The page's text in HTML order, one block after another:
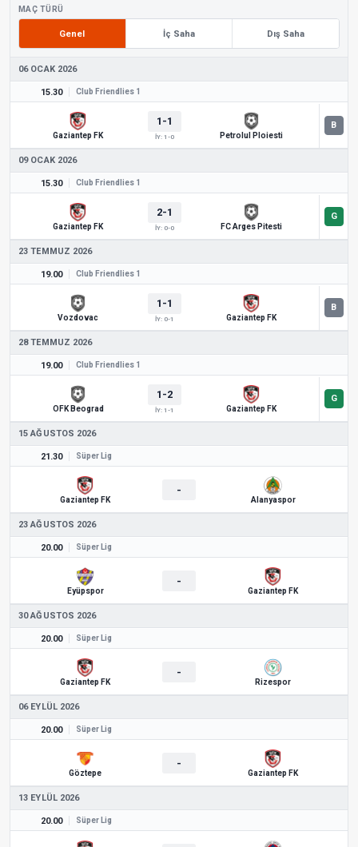
MAÇ TÜRÜ
Genel İç Saha Dış Saha
06 OCAK 2026
15.30 Club Friendlies 1
Gaziantep FK
1-1
İY: 1-0 Petrolul Ploiesti
09 OCAK 2026
15.30 Club Friendlies 1
Gaziantep FK
2-1
İY: 0-0 FC Arges Pitesti
23 TEMMUZ 2026
19.00 Club Friendlies 1
Vozdovac
1-1
İY: 0-1 Gaziantep FK
28 TEMMUZ 2026
19.00 Club Friendlies 1
OFK Beograd
1-2
İY: 1-1 Gaziantep FK
15 AĞUSTOS 2026
21.30 Süper Lig
Gaziantep FK
-
Alanyaspor
23 AĞUSTOS 2026
20.00 Süper Lig
Eyüpspor
-
Gaziantep FK
30 AĞUSTOS 2026
20.00 Süper Lig
Gaziantep FK
-
Rizespor
06 EYLÜL 2026
20.00 Süper Lig
Göztepe
-
Gaziantep FK
13 EYLÜL 2026
20.00 Süper Lig